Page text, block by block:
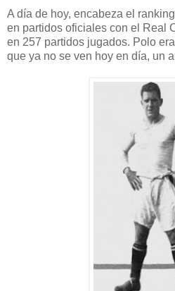
A día de hoy, encabeza el
en partidos oficiales con el Real
en 257 partidos jugados. Polo
que ya no se ven hoy en día, un